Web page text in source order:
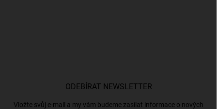
ODEBÍRAT NEWSLETTER
Vložte svůj e-mail a my vám budeme zasílat informace o nových